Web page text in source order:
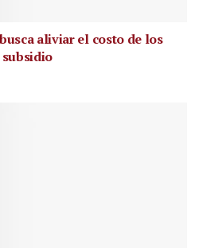
aliviar el costo de los